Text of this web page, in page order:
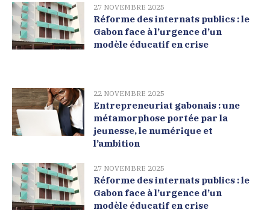
27 NOVEMBRE 2025
Réforme des internats publics : le
Gabon face à l’urgence d’un
modèle éducatif en crise
22 NOVEMBRE 2025
Entrepreneuriat gabonais : une
métamorphose portée par la
jeunesse, le numérique et
l’ambition
27 NOVEMBRE 2025
Réforme des internats publics : le
Gabon face à l’urgence d’un
modèle éducatif en crise